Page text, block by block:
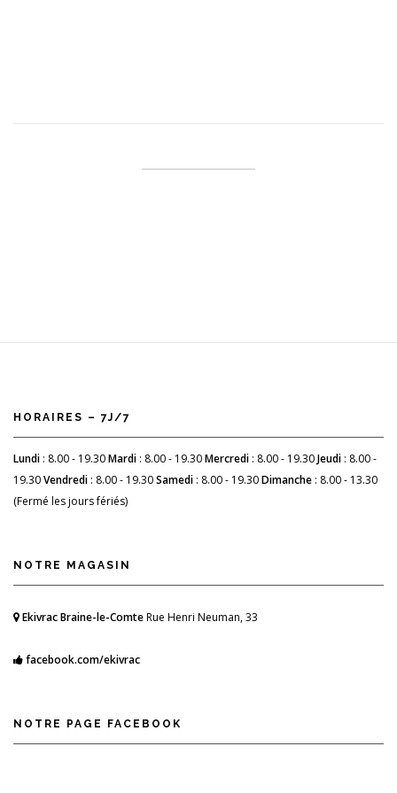
HORAIRES – 7J/7
Lundi : 8.00 - 19.30Mardi : 8.00 - 19.30Mercredi : 8.00 - 19.30Jeudi : 8.00 -
19.30Vendredi : 8.00 - 19.30Samedi : 8.00 - 19.30Dimanche : 8.00 - 13.30
(Fermé les jours fériés)
NOTRE MAGASIN
Ekivrac Braine-le-ComteRue Henri Neuman, 33
facebook.com/ekivrac
NOTRE PAGE FACEBOOK